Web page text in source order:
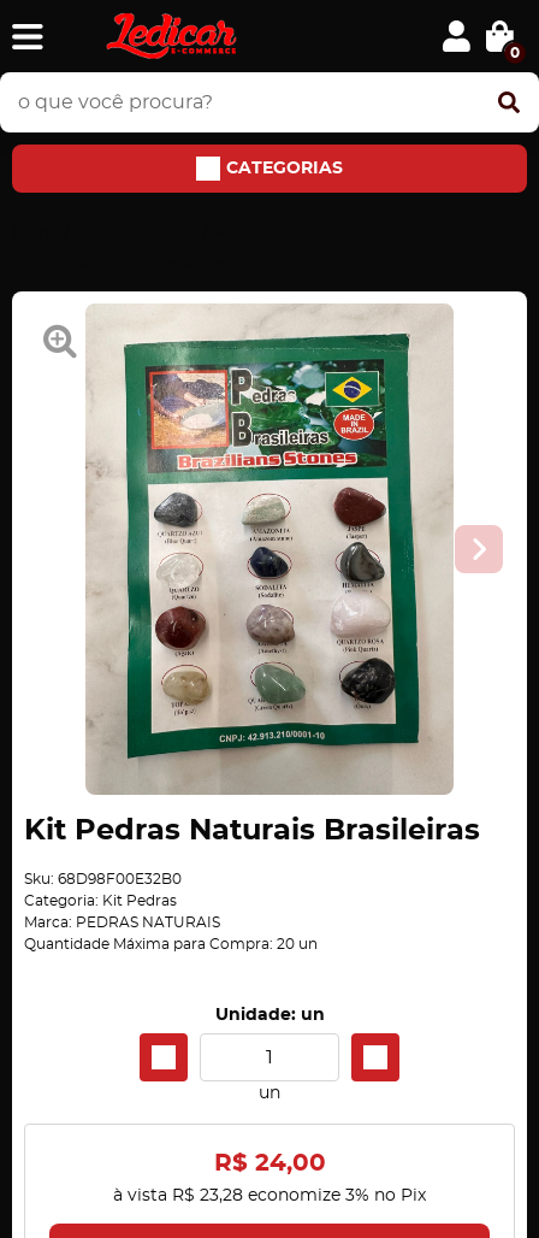
0
CATEGORIAS
Kit Pedras Naturais Brasileiras
Sku: 68D98F00E32B0
Categoria: Kit Pedras
Marca: PEDRAS NATURAIS
Quantidade Máxima para Compra: 20 un
Unidade: un
un
R$ 24,00
à vista R$ 23,28 economize 3% no Pix